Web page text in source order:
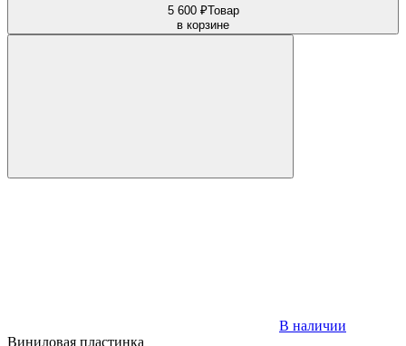
5 600 ₽Товар
в корзине
В наличии
Виниловая пластинка